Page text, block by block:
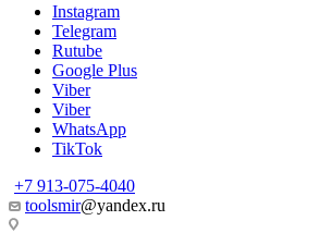
Instagram
Telegram
Rutube
Google Plus
Viber
Viber
WhatsApp
TikTok
+7 913-075-4040
toolsmir@yandex.ru